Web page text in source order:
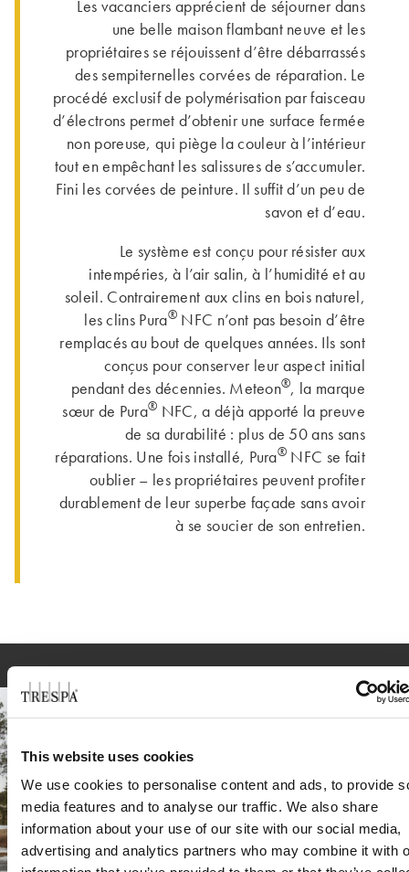
This website uses cookies
We use cookies to personalise content and ads, to provide
media features and to analyse our traffic. We also share
information about your use of our site with our social media,
advertising and analytics partners who may combine it with
Les vacanciers apprécient de séjourner dans
une belle maison flambant neuve et les
propriétaires se réjouissent d’être débarrassés
des sempiternelles corvées de réparation. Le
procédé exclusif de polymérisation par faisceau
d’électrons permet d’obtenir une surface fermée
non poreuse, qui piège la couleur à l’intérieur
tout en empêchant les salissures de s’accumuler.
Fini les corvées de peinture. Il suffit d’un peu de
savon et d’eau.
Le système est conçu pour résister aux
intempéries, à l’air salin, à l’humidité et au
soleil. Contrairement aux clins en bois naturel,
les clins Pura® NFC n’ont pas besoin d’être
remplacés au bout de quelques années. Ils sont
conçus pour conserver leur aspect initial
pendant des décennies. Meteon®, la marque
sœur de Pura® NFC, a déjà apporté la preuve
de sa durabilité : plus de 50 ans sans
réparations. Une fois installé, Pura® NFC se fait
oublier – les propriétaires peuvent profiter
durablement de leur superbe façade sans avoir
à se soucier de son entretien.